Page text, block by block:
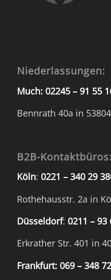
Niederlassungen:
Much: 02245 – 91 55
Bennrath 40a in
B2B-Kontaktbüros:
Köln: 0221 – 340 29
Rothehausstr. 2a in
Düsseldorf: 0211 – 93
Erkrather Str. 401 in
Frankfurt: 069 – 348